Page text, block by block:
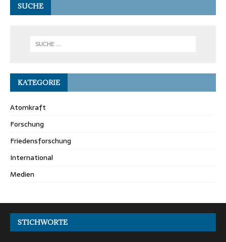
SUCHE
KATEGORIE
Atomkraft
Forschung
Friedensforschung
International
Medien
STICHWORTE